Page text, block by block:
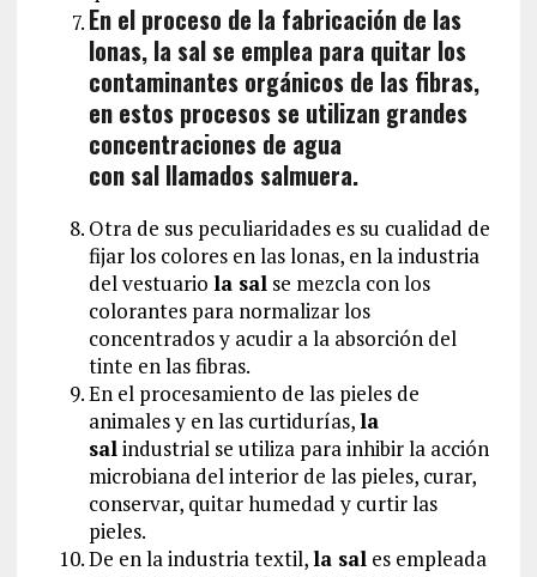
En el proceso de la fabricación de las
lonas, la sal se emplea para quitar los
contaminantes orgánicos de las fibras,
en estos procesos se utilizan grandes
concentraciones de agua
con sal llamados salmuera.
Otra de sus peculiaridades es su cualidad de
fijar los colores en las lonas, en la industria
del vestuario la salse mezcla con los
colorantes para normalizar los
concentrados y acudir a la absorción del
tinte en las fibras.
En el procesamiento de las pieles de
animales y en las curtidurías,la
salindustrial se utiliza para inhibir la acción
microbiana del interior de las pieles, curar,
conservar, quitar humedad y curtir las
pieles.
De en la industria textil,la sales empleada